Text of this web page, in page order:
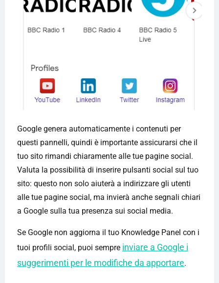
Google genera automaticamente i contenuti per
questi pannelli, quindi è importante assicurarsi che il
tuo sito rimandi chiaramente alle tue pagine social.
Valuta la possibilità di inserire pulsanti social sul tuo
sito: questo non solo aiuterà a indirizzare gli utenti
alle tue pagine social, ma invierà anche segnali chiari
a Google sulla tua presenza sui social media.
Se Google non aggiorna il tuo Knowledge Panel con i
tuoi profili social, puoi sempre inviare a Google i
suggerimenti per le modifiche da apportare.